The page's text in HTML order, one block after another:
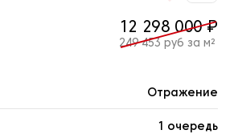
12 298 000 ₽
249 453 руб за м²
Отражение
1 очередь